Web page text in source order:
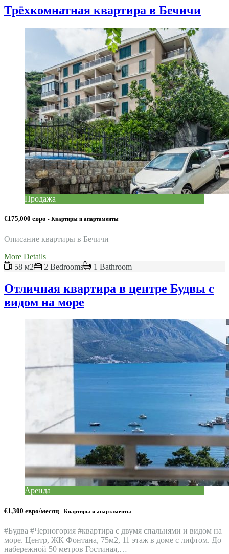
Трёхкомнатная квартира в Бечичи
Продажа
€175,000 евро - Квартиры и апартаменты
Описание квартиры в Бечичи
More Details
58 м2
2 Bedrooms 1 Bathroom
Отличная квартира в центре Будвы с
видом на море
Аренда
€1,300 евро/месяц - Квартиры и апартаменты
#Будва #Черногория #квартира c двумя спальнями и видом на
море. Центр, ЖК Фонтана, 75м2, 11 этаж в доме с лифтом. До
набережной 50 метров Гостиная,…